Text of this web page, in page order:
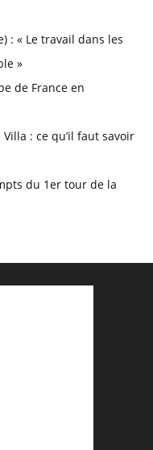
: « Le travail dans les
»
de France en
Villa : ce qu’il faut savoir
du 1er tour de la